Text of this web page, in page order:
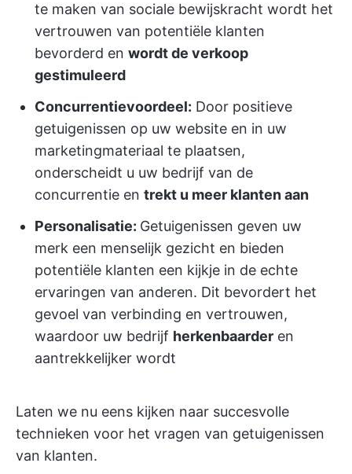
te maken van sociale bewijskracht wordt het
vertrouwen van potentiële klanten
bevorderd en wordt de verkoop
gestimuleerd
Concurrentievoordeel: Door positieve
getuigenissen op uw website en in uw
marketingmateriaal te plaatsen,
onderscheidt u uw bedrijf van de
concurrentie en trekt u meer klanten aan
Personalisatie: Getuigenissen geven uw
merk een menselijk gezicht en bieden
potentiële klanten een kijkje in de echte
ervaringen van anderen. Dit bevordert het
gevoel van verbinding en vertrouwen,
waardoor uw bedrijf herkenbaarder en
aantrekkelijker wordt
Laten we nu eens kijken naar succesvolle
technieken voor het vragen van getuigenissen
van klanten.